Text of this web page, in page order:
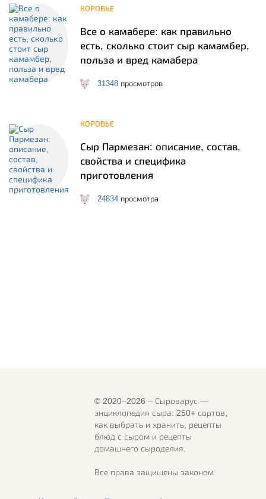
КОРОВЬЕ
Все о камабере: как правильно
есть, сколько стоит сыр камамбер,
польза и вред камабера
31348 просмотров
КОРОВЬЕ
Сыр Пармезан: описание, состав,
свойства и специфика
приготовления
24834 просмотра
© 2020–2026 – Сыроварус —
энциклопедия сыра: 250+ сортов,
как выбрать и хранить, рецепты
блюд с сыром и рецепты
домашнего сыроделия.
Все права защищены законом